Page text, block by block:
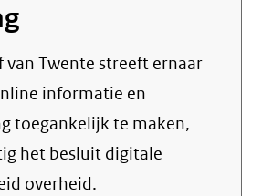
informatie en
toegankelijk te maken,
het besluit digitale
overheid.